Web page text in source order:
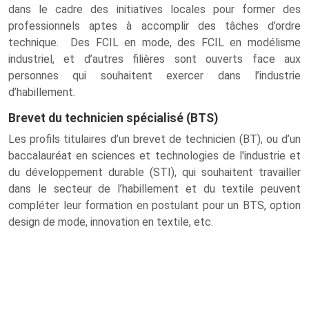
dans le cadre des initiatives locales pour former des
professionnels aptes à accomplir des tâches d’ordre
technique. Des FCIL en mode, des FCIL en modélisme
industriel, et d’autres filières sont ouverts face aux
personnes qui souhaitent exercer dans l’industrie
d’habillement.
Brevet du technicien spécialisé (BTS)
Les profils titulaires d’un brevet de technicien (BT), ou d’un
baccalauréat en sciences et technologies de l'industrie et
du développement durable (STI), qui souhaitent travailler
dans le secteur de l’habillement et du textile peuvent
compléter leur formation en postulant pour un BTS, option
design de mode, innovation en textile, etc.